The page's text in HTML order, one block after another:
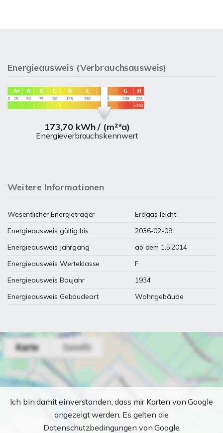
Energieausweis (Verbrauchsausweis)
173,70 kWh / (m²*a)
Energieverbrauchskennwert
Weitere Informationen
Wesentlicher Energieträger
Erdgas leicht
Energieausweis gültig bis
2036-02-09
Energieausweis Jahrgang
ab dem 1.5.2014
Energieausweis Werteklasse
F
Energieausweis Baujahr
1934
Energieausweis Gebäudeart
Wohngebäude
Ich bin damit einverstanden, dass mir Karten von Google
angezeigt werden. Es gelten die
Datenschutzbedingungen von Google